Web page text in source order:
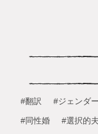
#翻訳 #ジェンダー
#同性婚 #選択的